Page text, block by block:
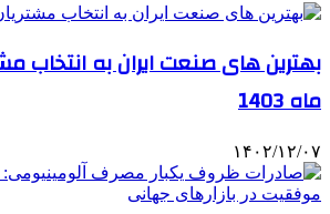
بهترین های صنعت ایران به انتخاب
ماه 1403
۱۴۰۲/۱۲/۰۷